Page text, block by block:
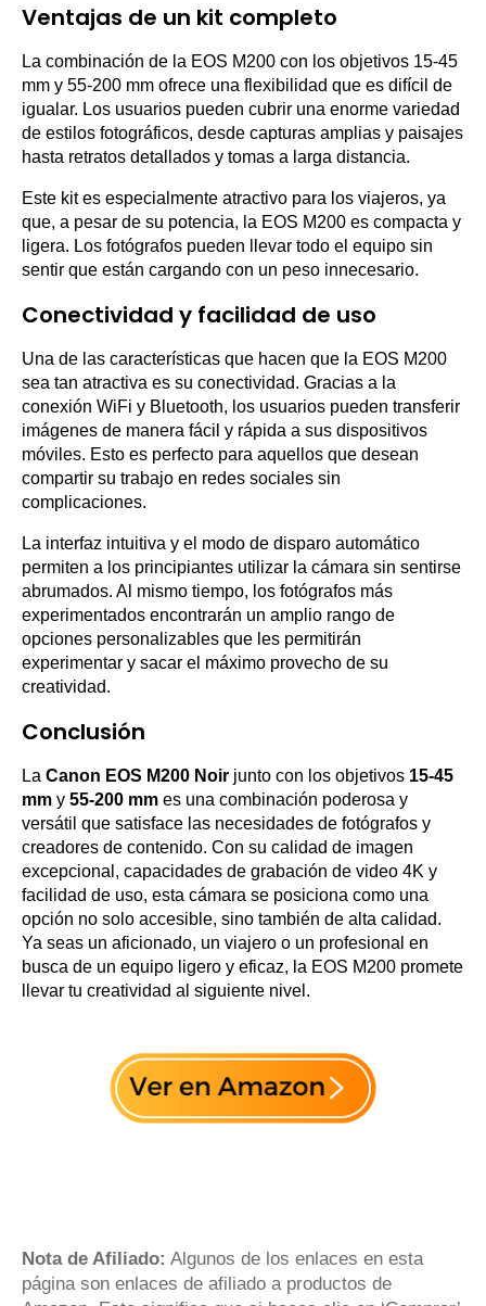
Ventajas de un kit completo
La combinación de la EOS M200 con los objetivos 15-45
mm y 55-200 mm ofrece una flexibilidad que es difícil de
igualar. Los usuarios pueden cubrir una enorme variedad
de estilos fotográficos, desde capturas amplias y paisajes
hasta retratos detallados y tomas a larga distancia.
Este kit es especialmente atractivo para los viajeros, ya
que, a pesar de su potencia, la EOS M200 es compacta y
ligera. Los fotógrafos pueden llevar todo el equipo sin
sentir que están cargando con un peso innecesario.
Conectividad y facilidad de uso
Una de las características que hacen que la EOS M200
sea tan atractiva es su conectividad. Gracias a la
conexión WiFi y Bluetooth, los usuarios pueden transferir
imágenes de manera fácil y rápida a sus dispositivos
móviles. Esto es perfecto para aquellos que desean
compartir su trabajo en redes sociales sin
complicaciones.
La interfaz intuitiva y el modo de disparo automático
permiten a los principiantes utilizar la cámara sin sentirse
abrumados. Al mismo tiempo, los fotógrafos más
experimentados encontrarán un amplio rango de
opciones personalizables que les permitirán
experimentar y sacar el máximo provecho de su
creatividad.
Conclusión
La Canon EOS M200 Noir junto con los objetivos 15-45
mm y 55-200 mm es una combinación poderosa y
versátil que satisface las necesidades de fotógrafos y
creadores de contenido. Con su calidad de imagen
excepcional, capacidades de grabación de video 4K y
facilidad de uso, esta cámara se posiciona como una
opción no solo accesible, sino también de alta calidad.
Ya seas un aficionado, un viajero o un profesional en
busca de un equipo ligero y eficaz, la EOS M200 promete
llevar tu creatividad al siguiente nivel.
Nota de Afiliado: Algunos de los enlaces en esta
página son enlaces de afiliado a productos de